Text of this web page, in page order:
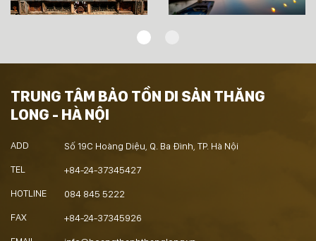
TRUNG TÂM BẢO TỒN DI SẢN THĂNG
LONG - HÀ NỘI
ADD Số 19C Hoàng Diệu, Q. Ba Đình, TP. Hà Nội
TEL +84-24-37345427
HOTLINE 084 845 5222
FAX +84-24-37345926